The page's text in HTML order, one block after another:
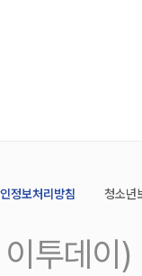
정보처리방침 청소년
투데